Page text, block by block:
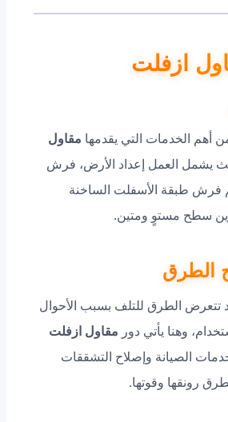
ازفلت
أهم الخدمات التي يقدمها مقاول
يشمل العمل إعداد الأرض، فرش
فرش طبقة الأسفلت الساخنة
سطح مستوٍ ومتين.
الطرق
تتعرض الطرق للتلف بسبب الأحوال
وهنا يأتي دور مقاول ازفلت
الصيانة وإصلاح التشققات
رونقها وقوتها.